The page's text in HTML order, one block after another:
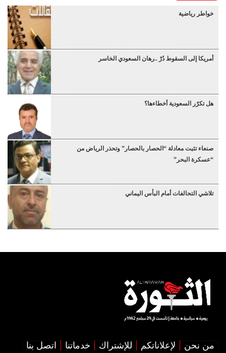
خواطر رياضية
أمريكا إلى السقوط دُرْ ..رهان السعودي الخاسر
هل تكرّر السعودية أخطاءها؟
صنعاء تثبت معادلة “الحصار بالحصار” وتحذر الرياض من
“عسكرة البحر”
تلاشي التحالفات أمام البأس اليماني
من نحن لإعلاناتكم للإشتراك خدماتنا اتصل بنا